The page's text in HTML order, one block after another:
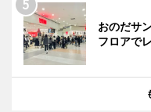
おのだサ
フロアで